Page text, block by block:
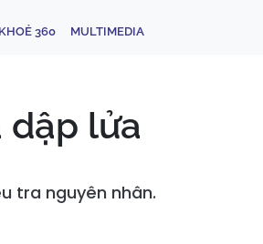
360 MULTIMEDIA
dập lửa
tra nguyên nhân.